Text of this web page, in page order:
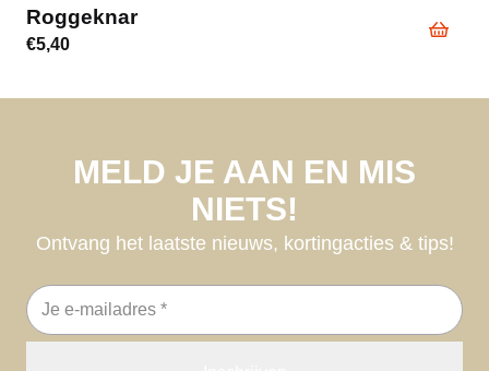
Roggeknar
€5,40
MELD JE AAN EN MIS
NIETS!
Ontvang het laatste nieuws, kortingacties & tips!
E-
mailadres